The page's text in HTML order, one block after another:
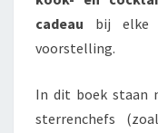
cadeau bij elke
voorstelling.
In dit boek staan
sterrenchefs